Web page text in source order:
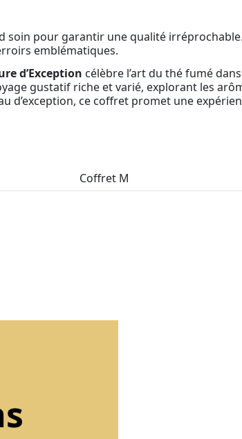
soin pour garantir une qualité
emblématiques.
d’Exception célèbre l’art du thé fumé
gustatif riche et varié, explorant les
ce coffret promet une
Coffret M